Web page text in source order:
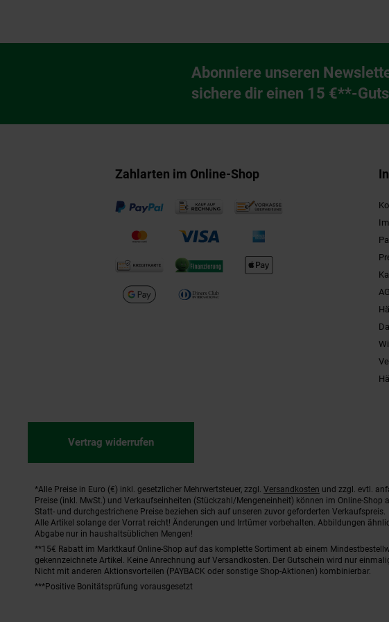
Newsletter Anmeldung
Abonniere unseren
sichere dir einen 15 €**-
Zahlarten im Online-Shop
Vertrag widerrufen
Fußnoten
*Alle Preise in Euro (€) inkl. gesetzlicher Mehrwertsteuer, zzgl. Versandkosten und zzgl. evtl.
Preise (inkl. MwSt.) und Verkaufseinheiten (Stückzahl/Mengeneinheit) können im Online-Shop
Statt- und durchgestrichene Preise beziehen sich auf unseren zuvor geforderten Verkaufspreis.
Alle Artikel solange der Vorrat reicht! Änderungen und Irrtümer vorbehalten. Abbildungen
Abgabe nur in haushaltsüblichen Mengen!
**15€ Rabatt im Marktkauf Online-Shop auf das komplette Sortiment ab einem
gekennzeichnete Artikel. Keine Anrechnung auf Versandkosten. Der Gutschein wird nur
Nicht mit anderen Aktionsvorteilen (PAYBACK oder sonstige Shop-Aktionen) kombinierbar.
***Positive Bonitätsprüfung vorausgesetzt